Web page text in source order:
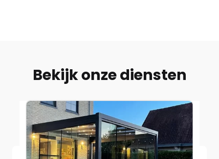
Bekijk onze diensten